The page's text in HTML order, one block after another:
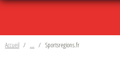
Accueil Sportsregions.fr